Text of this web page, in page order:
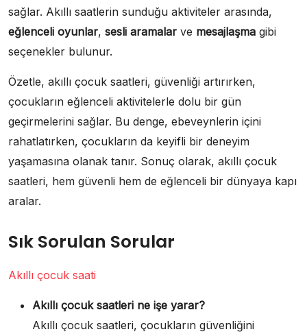
sağlar. Akıllı saatlerin sunduğu aktiviteler arasında,
eğlenceli oyunlar, sesli aramalar ve mesajlaşma gibi
seçenekler bulunur.
Özetle, akıllı çocuk saatleri, güvenliği artırırken,
çocukların eğlenceli aktivitelerle dolu bir gün
geçirmelerini sağlar. Bu denge, ebeveynlerin içini
rahatlatırken, çocukların da keyifli bir deneyim
yaşamasına olanak tanır. Sonuç olarak, akıllı çocuk
saatleri, hem güvenli hem de eğlenceli bir dünyaya kapı
aralar.
Sık Sorulan Sorular
Akıllı çocuk saati
Akıllı çocuk saatleri ne işe yarar?
Akıllı çocuk saatleri, çocukların güvenliğini